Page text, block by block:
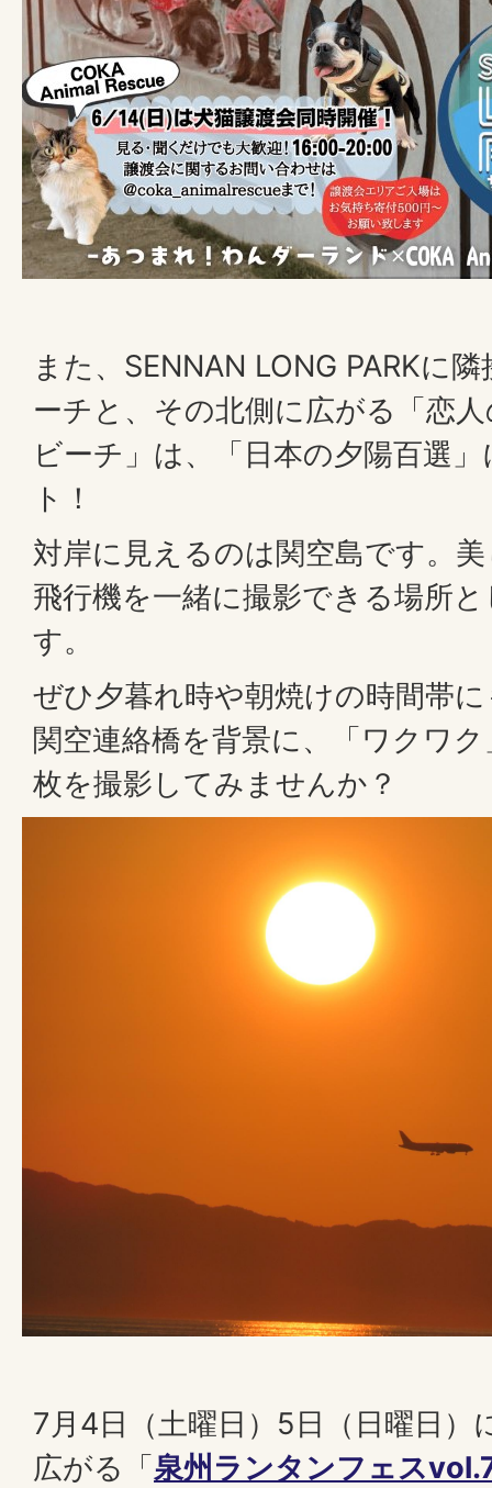
また、SENNAN LONG PARKに
ーチと、その北側に広がる「恋
ビーチ」は、「日本の夕陽百選
ト！
対岸に見えるのは関空島です。
飛行機を一緒に撮影できる場所
す。
ぜひ夕暮れ時や朝焼けの時間帯
関空連絡橋を背景に、「ワクワ
枚を撮影してみませんか？
7月4日（土曜日）5日（日曜日）
広がる「 泉州ランタンフェス